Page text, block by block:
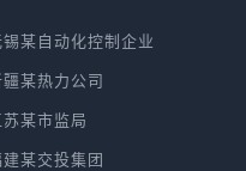
某自动化控制企业
某热力公司
苏某市监局
某交投集团